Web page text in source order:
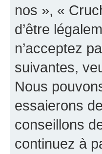
nos », «
d’être
n’acceptez
suivantes,
Nous
essaierons
conseillons
continuez à